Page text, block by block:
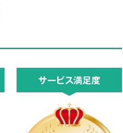
サービス満足度